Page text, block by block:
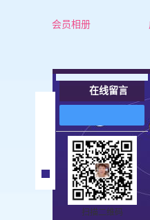
会员相册
红娘-张老师
女士
男士
在线留言
扫描二维码